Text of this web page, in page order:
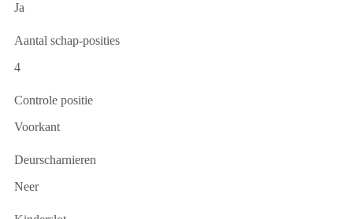
Ja
Aantal schap-posities
4
Controle positie
Voorkant
Deurscharnieren
Neer